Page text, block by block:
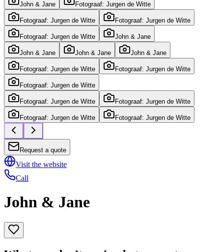
John & Jane Fotograaf: Jurgen de Witte
Fotograaf: Jurgen de Witte Fotograaf: Jurgen de Witte
Fotograaf: Jurgen de Witte John & Jane
John & Jane John & Jane John & Jane
Fotograaf: Jurgen de Witte Fotograaf: Jurgen de Witte
Fotograaf: Jurgen de Witte
Fotograaf: Jurgen de Witte Fotograaf: Jurgen de Witte
Fotograaf: Jurgen de Witte Fotograaf: Jurgen de Witte
Request a quote
Visit the website
Call
John & Jane